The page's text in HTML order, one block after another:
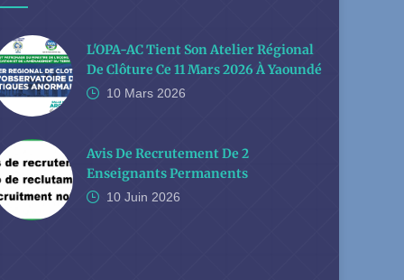
L'OPA-AC Tient Son Atelier Régional
De Clôture Ce 11 Mars 2026 À Yaoundé
10 Mars 2026
Avis De Recrutement De 2
Enseignants Permanents
10 Juin 2026